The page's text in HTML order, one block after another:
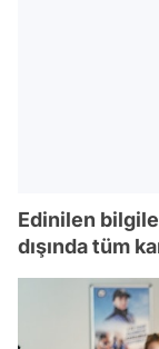
Edinilen
dışında tüm